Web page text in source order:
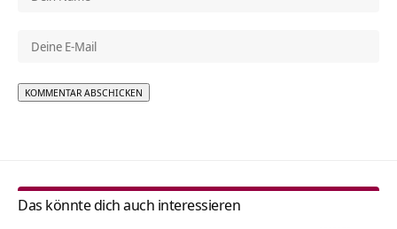
Das könnte dich auch interessieren